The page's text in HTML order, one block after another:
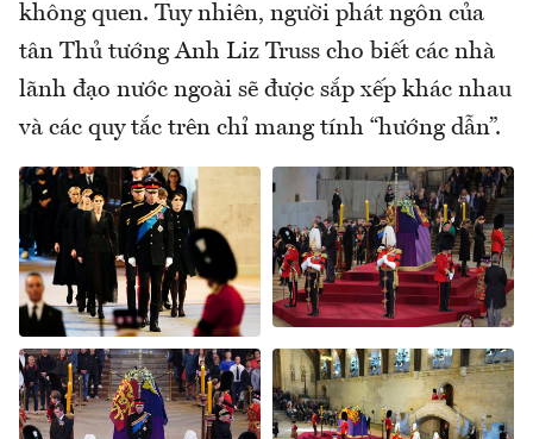
không quen. Tuy nhiên, người phát ngôn của
tân Thủ tướng Anh Liz Truss cho biết các nhà
lãnh đạo nước ngoài sẽ được sắp xếp khác nhau
và các quy tắc trên chỉ mang tính “hướng dẫn”.